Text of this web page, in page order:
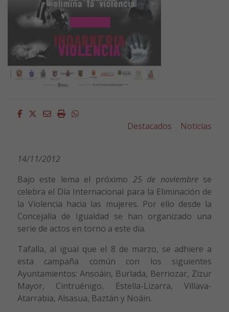
Facebook
Twitter
EmailImprimirWhatsapp
Destacados
Noticias
14/11/2012
Bajo este lema el próximo 25 de noviembrese
celebra el Día Internacional para la Eliminación de
la Violencia hacia las mujeres. Por ello desde la
Concejalía de Igualdad se han organizado una
serie de actos en torno a este día.
Tafalla, al igual que el 8 de marzo, se adhiere a
esta campaña común con los siguientes
Ayuntamientos: Ansoáin, Burlada, Berriozar, Zizur
Mayor, Cintruénigo, Estella-Lizarra, Villava-
Atarrabia, Alsasua, Baztán y Noáin.